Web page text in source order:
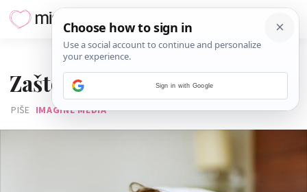
Zašto dijete piški u krevet?
PIŠE IMAGINE MEDIA
Sign in with Google